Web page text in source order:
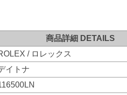
商品詳細 DETAILS
/ ロレックス
イトナ